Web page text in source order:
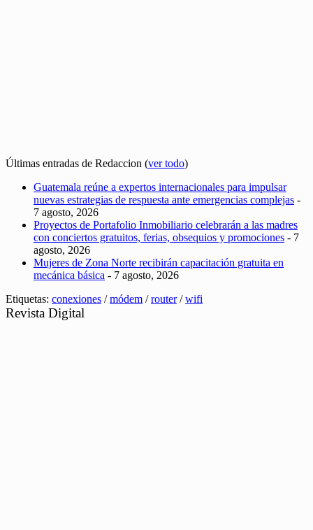
Últimas entradas de Redaccion (ver todo)
Guatemala reúne a expertos internacionales para impulsar
nuevas estrategias de respuesta ante emergencias complejas -
7 agosto, 2026
Proyectos de Portafolio Inmobiliario celebrarán a las madres
con conciertos gratuitos, ferias, obsequios y promociones - 7
agosto, 2026
Mujeres de Zona Norte recibirán capacitación gratuita en
mecánica básica - 7 agosto, 2026
Etiquetas: conexiones /módem /router/wifi
Revista Digital